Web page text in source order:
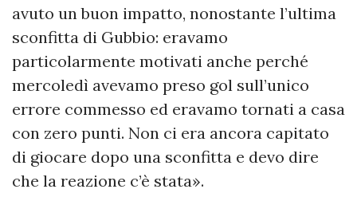
avuto un buon impatto, nonostante l’ultima
sconfitta di Gubbio: eravamo
particolarmente motivati anche perché
mercoledì avevamo preso gol sull’unico
errore commesso ed eravamo tornati a casa
con zero punti. Non ci era ancora capitato
di giocare dopo una sconfitta e devo dire
che la reazione c’è stata».